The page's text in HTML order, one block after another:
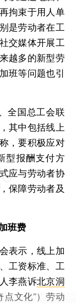
拘束于用人单
是劳动者在工
交媒体开展工
越多的新型劳
班等问题也引
全国总工会联
其中包括线上
，要积极应对
型报酬支付方
应与劳动者协
保障劳动者及
班费
表示，线上加
工资标准、工
李燕诉北京洞
点文化”）劳动